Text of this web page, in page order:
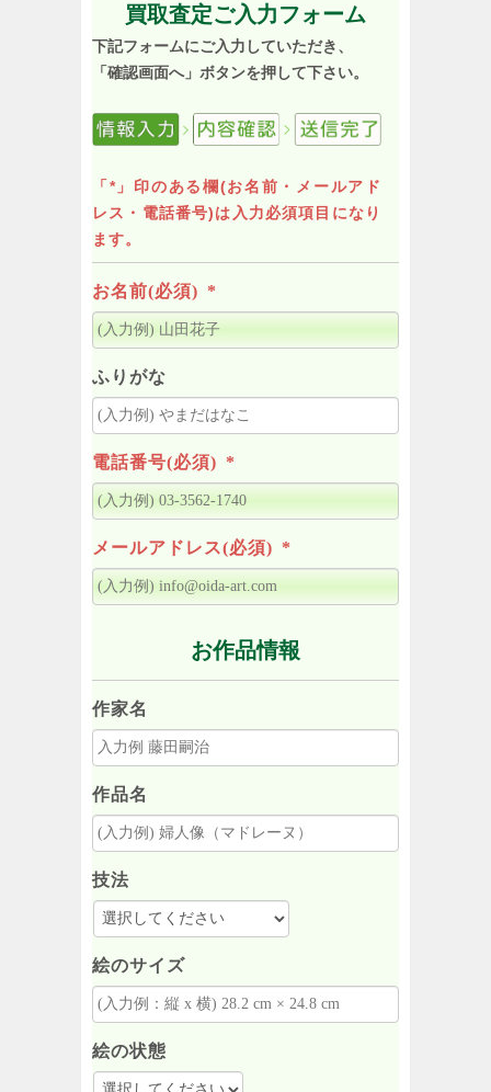
買取査定ご入力フォーム
下記フォームにご入力していただき、
「確認画面へ」ボタンを押して下さい。
「*」印のある欄(お名前・メールアド
レス・電話番号)は入力必須項目になり
ます。
お名前(必須) *
ふりがな
電話番号(必須) *
メールアドレス(必須) *
お作品情報
作家名
作品名
技法
絵のサイズ
絵の状態